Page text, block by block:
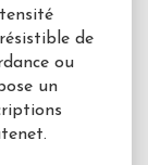
de
ou
un